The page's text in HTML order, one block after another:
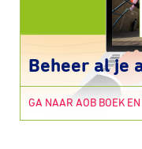
Beheer al je
GA NAAR AOB BOEK